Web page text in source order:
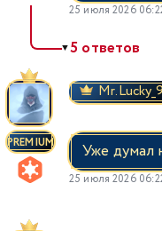
25 июля 2026
▼5 ответов
PREMIUM Уже думал
25 июля 2026